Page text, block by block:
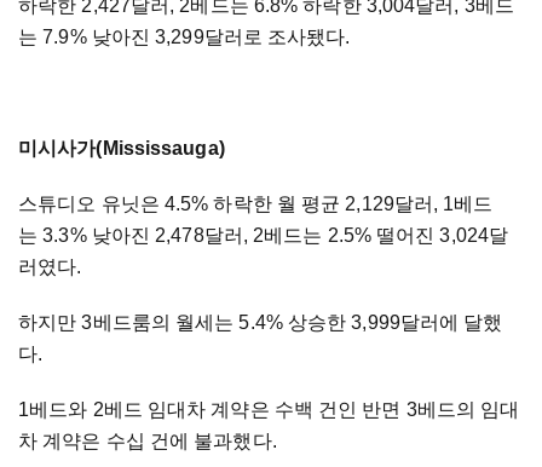
하락한 2,427달러, 2베드는 6.8% 하락한 3,004달러, 3베드
는 7.9% 낮아진 3,299달러로 조사됐다.
미시사가(Mississauga)
스튜디오 유닛은 4.5% 하락한 월 평균 2,129달러, 1베드
는 3.3% 낮아진 2,478달러, 2베드는 2.5% 떨어진 3,024달
러였다.
하지만 3베드룸의 월세는 5.4% 상승한 3,999달러에 달했
다.
1베드와 2베드 임대차 계약은 수백 건인 반면 3베드의 임대
차 계약은 수십 건에 불과했다.